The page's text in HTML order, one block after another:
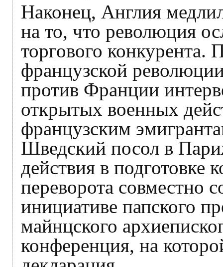
Наконец, Англия
на то, что революция
торгового конкурента.
французской
против Франции
открытых военных
французским
Шведский посол в
действия в подготовке
переворота
инициативе папского
майнцского
конференция, на